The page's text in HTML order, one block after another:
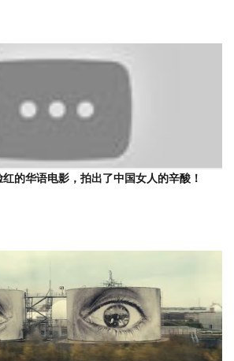
红的华语电影，拍出了中国女人的辛酸！